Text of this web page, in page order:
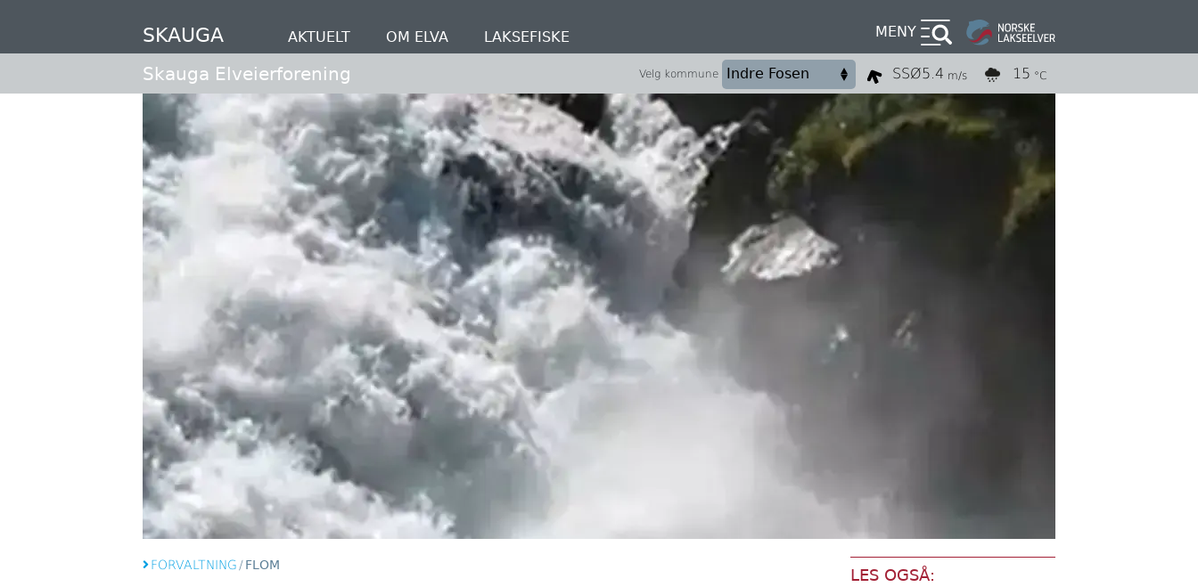
hovedinnhold
SKAUGA AKTUELT OM ELVA LAKSEFISKE MENY
Skauga Elveierforening Velg kommune SSØ5.4 m/s 15 °C
FORVALTNING /FLOM
LES OGSÅ: